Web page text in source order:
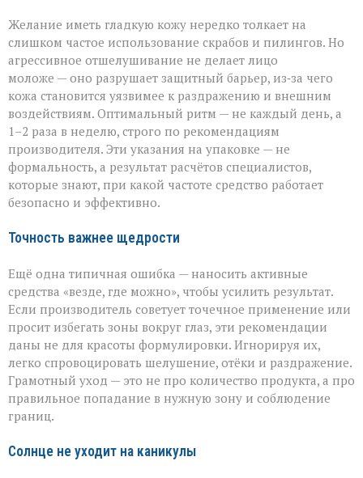
Желание иметь гладкую кожу нередко толкает на
слишком частое использование скрабов и пилингов. Но
агрессивное отшелушивание не делает лицо
моложе — оно разрушает защитный барьер, из‑за чего
кожа становится уязвимее к раздражению и внешним
воздействиям. Оптимальный ритм — не каждый день, а
1–2 раза в неделю, строго по рекомендациям
производителя. Эти указания на упаковке — не
формальность, а результат расчётов специалистов,
которые знают, при какой частоте средство работает
безопасно и эффективно.
Точность важнее щедрости
Ещё одна типичная ошибка — наносить активные
средства «везде, где можно», чтобы усилить результат.
Если производитель советует точечное применение или
просит избегать зоны вокруг глаз, эти рекомендации
даны не для красоты формулировки. Игнорируя их,
легко спровоцировать шелушение, отёки и раздражение.
Грамотный уход — это не про количество продукта, а про
правильное попадание в нужную зону и соблюдение
границ.
Солнце не уходит на каникулы